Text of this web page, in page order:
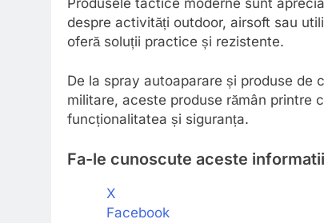
despre activități outdoor, airsoft sau
oferă soluții practice și rezistente.
De la spray autoaparare și produse de
militare, aceste produse rămân printre
funcționalitatea și siguranța.
Fa-le cunoscute aceste
X
Facebook